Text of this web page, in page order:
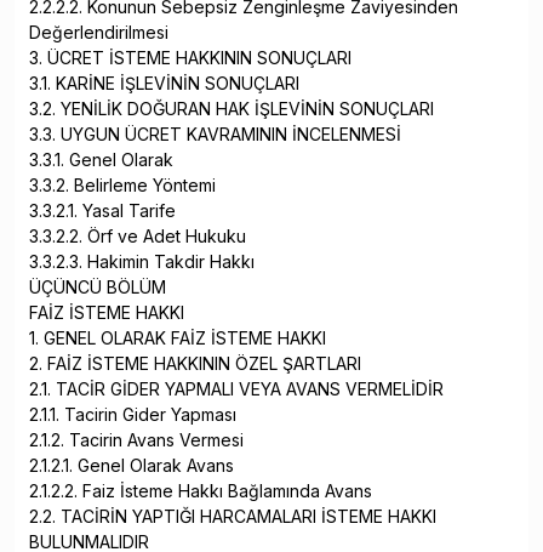
2.2.2.2. Konunun Sebepsiz Zenginleşme Zaviyesinden
Değerlendirilmesi
3. ÜCRET İSTEME HAKKININ SONUÇLARI
3.1. KARİNE İŞLEVİNİN SONUÇLARI
3.2. YENİLİK DOĞURAN HAK İŞLEVİNİN SONUÇLARI
3.3. UYGUN ÜCRET KAVRAMININ İNCELENMESİ
3.3.1. Genel Olarak
3.3.2. Belirleme Yöntemi
3.3.2.1. Yasal Tarife
3.3.2.2. Örf ve Adet Hukuku
3.3.2.3. Hakimin Takdir Hakkı
ÜÇÜNCÜ BÖLÜM
FAİZ İSTEME HAKKI
1. GENEL OLARAK FAİZ İSTEME HAKKI
2. FAİZ İSTEME HAKKININ ÖZEL ŞARTLARI
2.1. TACİR GİDER YAPMALI VEYA AVANS VERMELİDİR
2.1.1. Tacirin Gider Yapması
2.1.2. Tacirin Avans Vermesi
2.1.2.1. Genel Olarak Avans
2.1.2.2. Faiz İsteme Hakkı Bağlamında Avans
2.2. TACİRİN YAPTIĞI HARCAMALARI İSTEME HAKKI
BULUNMALIDIR